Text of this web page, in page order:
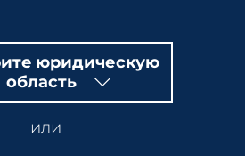
юридическую
область
или